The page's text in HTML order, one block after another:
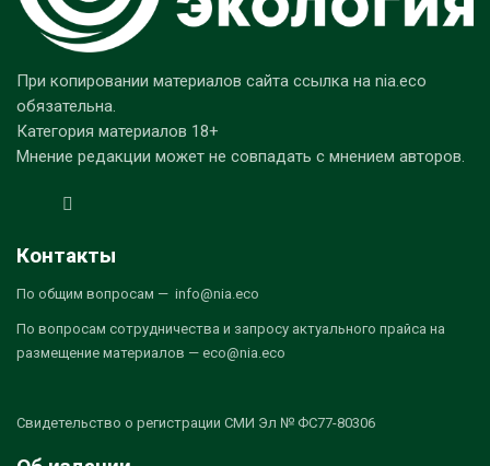
При копировании материалов сайта ссылка на nia.eco
обязательна.
Категория материалов 18+
Мнение редакции может не совпадать с мнением авторов.
Контакты
По общим вопросам — info@nia.eco
По вопросам сотрудничества и запросу актуального прайса на
размещение материалов — eco@nia.eco
Свидетельство о регистрации СМИ Эл № ФС77-80306